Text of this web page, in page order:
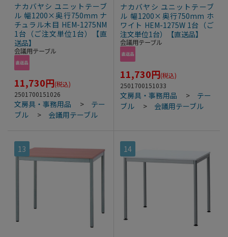
ナカバヤシ ユニットテーブ
ル 幅1200×奥行750mm ナ
チュラル木目 HEM-1275NM
1台（ご注文単位1台）【直
送品】
会議用テーブル
11,730円(税込)
2501700151026
文房具・事務用品 > テー
ブル
> 会議用テーブル
ナカバヤシ ユニットテーブ
ル 幅1200×奥行750mm ホ
ワイト HEM-1275W 1台（ご
注文単位1台）【直送品】
会議用テーブル
11,730円(税込)
2501700151033
文房具・事務用品 > テー
ブル
> 会議用テーブル
13 14